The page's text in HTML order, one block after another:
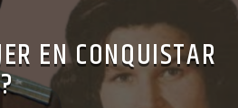
EN CONQUISTAR